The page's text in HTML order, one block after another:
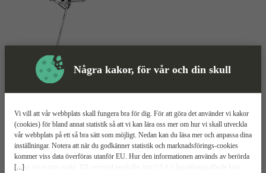
Några kakor, för vår och din skull
[...]
Vi vill att vår webbplats skall fungera bra för dig. För att göra det använder vi kakor
(cookies) för bland annat statistik så att vi kan lära oss mer om hur vi skall utveckla
vår webbplats på ett så bra sätt som möjligt. Nedan kan du läsa mer och anpassa dina
inställningar. Notera att när du godkänner statistik och marknadsförings-cookies
kommer viss data överföras utanför EU. Hur den informationen används av berörda
bolag vet vi inte exakt. Till exempel uppfyller inte USA:s lagstiftning alla de krav
Mer information
Stihl FS 461 C-EM
2,2 kW
ø520 skärbredd